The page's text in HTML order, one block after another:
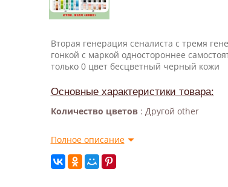
Вторая генерация сеналиста с тремя
гонкой с маркой одностороннее
только 0 цвет бесцветный черный кожи
Основные характеристики товара:
Количество цветов : Другой other
Полное описание